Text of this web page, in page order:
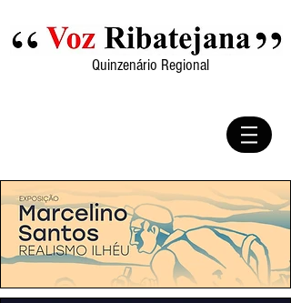
Quinzenário Regional